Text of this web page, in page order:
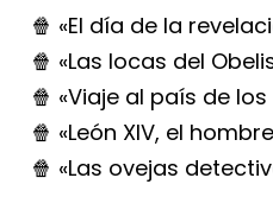
🍿 «El día de la
🍿 «Las locas del
🍿 «Viaje al país de
🍿 «León XIV, el
🍿 «Las ovejas